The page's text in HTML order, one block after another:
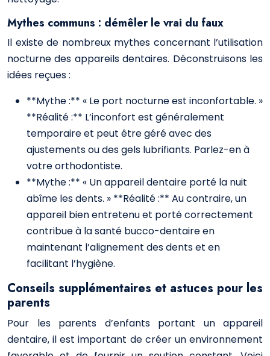
Mythes communs : démêler le vrai du faux
Il existe de nombreux mythes concernant l’utilisation
nocturne des appareils dentaires. Déconstruisons les
idées reçues :
**Mythe :** « Le port nocturne est inconfortable. »
**Réalité :** L’inconfort est généralement
temporaire et peut être géré avec des
ajustements ou des gels lubrifiants. Parlez-en à
votre orthodontiste.
**Mythe :** « Un appareil dentaire porté la nuit
abîme les dents. » **Réalité :** Au contraire, un
appareil bien entretenu et porté correctement
contribue à la santé bucco-dentaire en
maintenant l’alignement des dents et en
facilitant l’hygiène.
Conseils supplémentaires et astuces pour les
parents
Pour les parents d’enfants portant un appareil
dentaire, il est important de créer un environnement